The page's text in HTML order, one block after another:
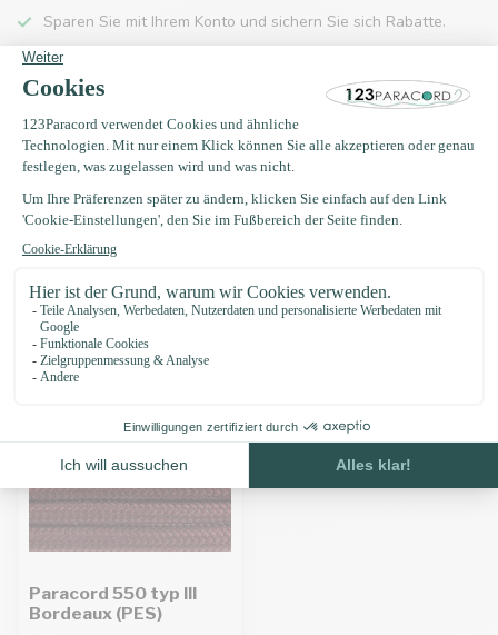
Sparen Sie mit Ihrem Konto und sichern Sie sich Rabatte.
Kostenlose Lieferung nach Hause ab 150 €
Produktbeschreibung
Zuletzt angesehen
Paracord 550 typ III
Bordeaux (PES)